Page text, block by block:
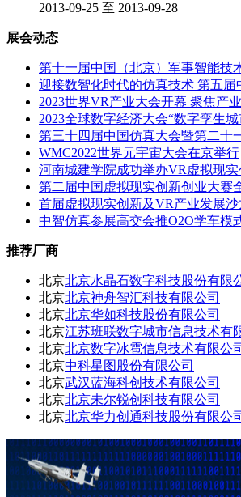
2013-09-25 至 2013-09-28
展会动态
第十一届中国（北京）军事智能技
迎接数智化时代的仿真技术 第五
2023世界VR产业大会开幕 聚焦产
2023全球数字经济大会“数字孪生
第三十四届中国仿真大会暨第二十
WMC2022世界元宇宙大会在京举行
河南城建学院成功举办VR虚拟现
第二届中国虚拟现实创新创业大赛
首届虚拟现实创新及VR产业发展
中智仿真参展高交会推O2O学车模
推荐厂商
北京北京水晶石数字科技股份有限
北京北京神舟智汇科技有限公司
北京北京华如科技股份有限公司
北京江苏班联数字城市信息技术有
北京北京数字冰雹信息技术有限公
北京中科星图股份有限公司
北京武汉蓝海科创技术有限公司
北京北京未尔锐创科技有限公司
北京北京华力创通科技股份有限公